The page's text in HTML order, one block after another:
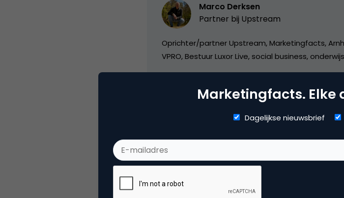
Marco Derksen
Partner bij Upstream
Oprichter/partner Upstream, Marketingfacts,
VPRO, Bestuur Luxor Live, social business,
Tags online advertising
Marketingfacts. Elke
Dagelijkse nieuwsbrief